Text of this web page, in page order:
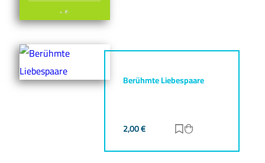
Berühmte Liebespaare
2,00€ Zur Merkliste